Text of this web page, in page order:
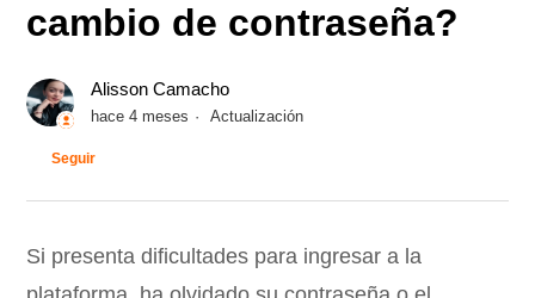
cambio de contraseña?
Alisson Camacho
hace 4 meses Actualización
Seguir
Si presenta dificultades para ingresar a la